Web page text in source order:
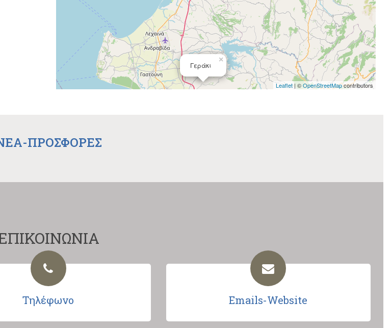
Γεράκι
×
Leaflet | ©OpenStreetMapcontributors
ΠΡΟΣΦΟΡΕΣ
Τηλέφωνο Emails-Website